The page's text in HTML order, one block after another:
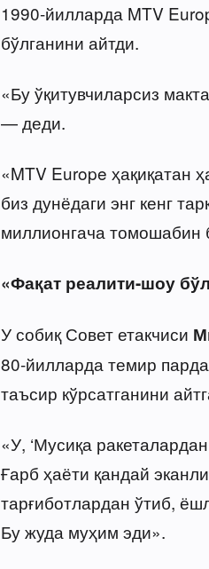
1990-йилларда MTV
бўлганини айтди.
«Бу ўқитувчиларсиз
— деди.
«MTV Europe ҳақиқатан
биз дунёдаги энг кенг
миллионгача томошабин
«Фақат реалити-шоу
У собиқ Совет етакчиси
80-йилларда темир
таъсир кўрсатганини
«У, ‘Мусиқа
Ғарб ҳаёти қандай
тарғиботлардан ўтиб,
Бу жуда муҳим эди».